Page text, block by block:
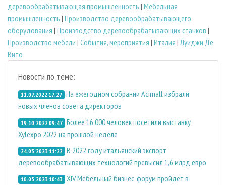
деревообрабатывающая промышленность | Мебельная
промышленность | Производство деревообрабатывающего
оборудования | Производство деревообрабатывающих станков |
Производство мебели | События, мероприятия | Италия |Луиджи Де
Вито
Новости по теме:
11.07.2022 17:27 На ежегодном собрании Acimall избрали
новых членов совета директоров
19.10.2022 09:47 Более 16 000 человек посетили выставку
Xylexpo 2022 на прошлой неделе
24.03.2023 11:22 В 2022 году итальянский экспорт
деревообрабатывающих технологий превысил 1,6 млрд евро
10.05.2023 10:43 XIV Мебельный бизнес-форум пройдет в